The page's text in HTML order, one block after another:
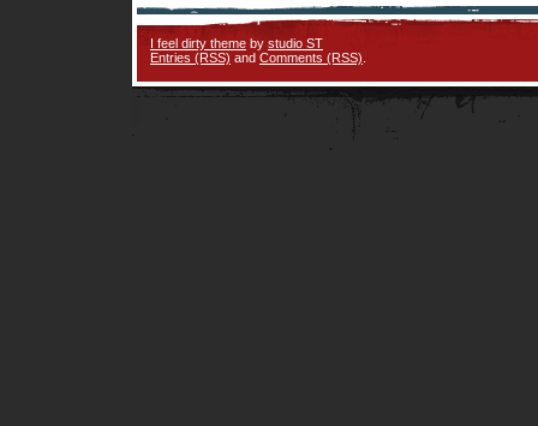
I feel dirty theme by studio ST
Entries (RSS) and Comments (RSS)